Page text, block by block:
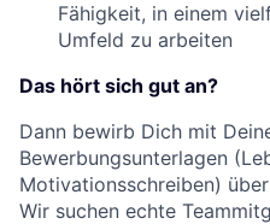
Fähigkeit, in einem
Umfeld zu arbeiten
Das hört sich gut an?
Dann bewirb Dich mit
Bewerbungsunterlagen
Motivationsschreiben)
Wir suchen echte